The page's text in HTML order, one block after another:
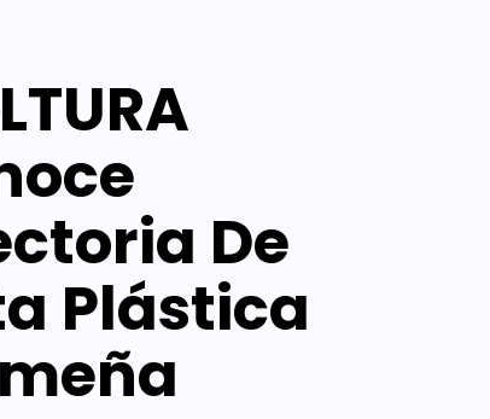
De
Plástica